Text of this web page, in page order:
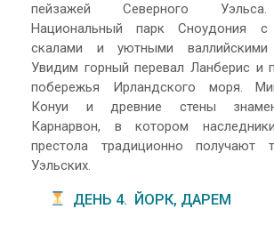
пейзажей Северного
Национальный парк Сноудония
скалами и уютными валлийскими
Увидим горный перевал Ланберис и
побережья Ирландского моря.
Конуи и древние стены
Карнарвон, в котором
престола традиционно получают
Уэльских.
ДЕНЬ 4. ЙОРК, ДАРЕМ